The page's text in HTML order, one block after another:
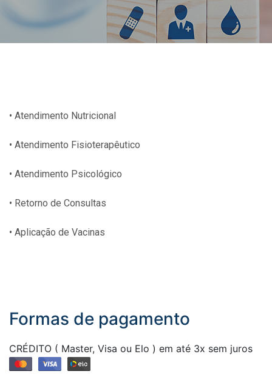
• Atendimento Nutricional
• Atendimento Fisioterapêutico
• Atendimento Psicológico
• Retorno de Consultas
• Aplicação de Vacinas
Formas de pagamento
CRÉDITO ( Master, Visa ou Elo ) em até 3x sem juros